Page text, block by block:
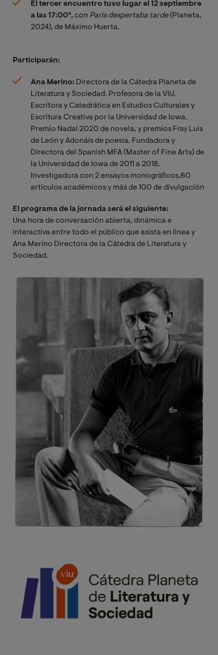
El tercer encuentro tuvo lugar el 12 septiembre
a las 17:00*,con París despertaba tarde(Planeta,
2024), de Máximo Huerta.
Participarán:
Ana Merino: Directora de la Cátedra Planeta de
Literatura y Sociedad. Profesora de la VIU.
Escritora y Catedrática en Estudios Culturales y
Escritura Creativa por la Universidad de Iowa.
Premio Nadal 2020 de novela, y premios Fray Luis
de León y Adonáis de poesía. Fundadora y
Directora del Spanish MFA (Master of Fine Arts) de
la Universidad de Iowa de 2011 a 2018.
Investigadora con 2 ensayos monográficos,60
artículos académicos y más de 100 de divulgación
El programa de la jornada será el siguiente:
Una hora de conversación abierta, dinámica e
interactiva entre todo el público que asista en línea y
Ana Merino Directora de la Cátedra de Literatura y
Sociedad.